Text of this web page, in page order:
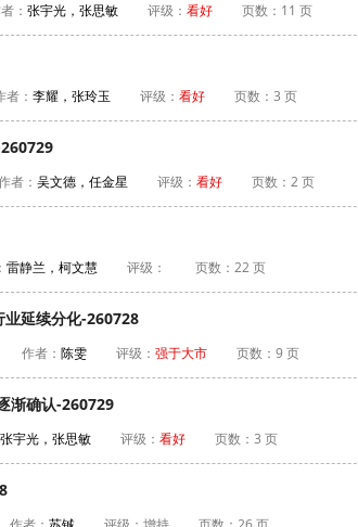
： 张宇光，张思敏 评级： 看好 页数：11 页
者： 李耀，张玲玉 评级： 看好 页数：3 页
者： 吴文德，任金星 评级： 看好 页数：2 页
雷静兰，柯文慧 评级： 页数：22 页
业延续分化-260728
作者： 陈雯 评级： 强于大市 页数：9 页
渐确认-260729
张宇光，张思敏 评级： 看好 页数：3 页